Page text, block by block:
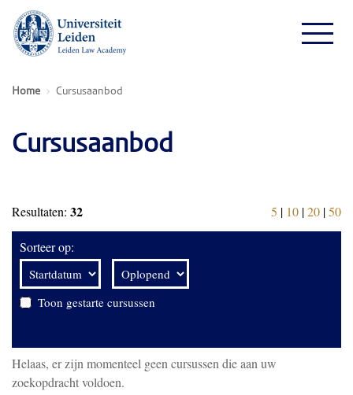
Home Cursusaanbod
Cursusaanbod
Resultaten: 32 5 | 10 |20 |50
Sorteer op:
Toon gestarte cursussen
Helaas, er zijn momenteel geen cursussen die aan uw
zoekopdracht voldoen.